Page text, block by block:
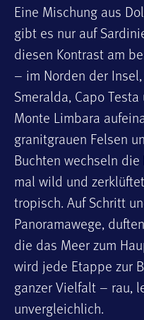
Eine Mischung aus
gibt es nur auf
diesen Kontrast am
– im Norden der
Smeralda, Capo
Monte Limbara
granitgrauen Felsen
Buchten wechseln
mal wild und
tropisch. Auf Schritt
Panoramawege,
die das Meer zum
wird jede Etappe zur
ganzer Vielfalt – rau,
unvergleichlich.